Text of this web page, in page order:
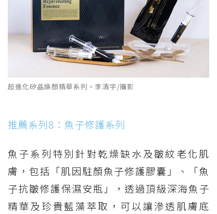
超進化矽晶煥顏精華系列。李清宇/攝影
推薦系列8：魚子修護系列
魚子系列特別針對乾燥缺水及皺紋老化肌
膚，包括「肌因駐顏魚子修護膠囊」、「魚
子抗皺修護保濕安瓶」，透過頂級深海魚子
精華及珍貴藍藻萃取，可以讓滲透肌膚底